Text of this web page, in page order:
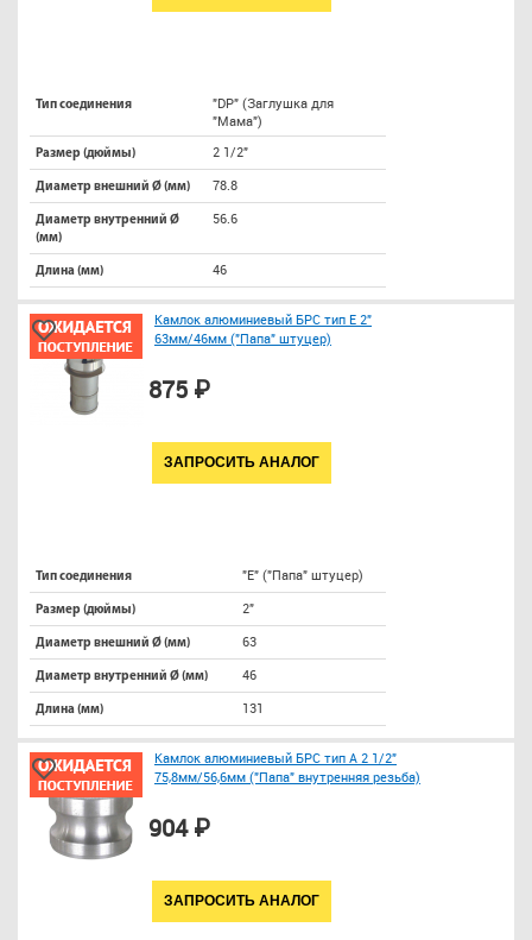
Тип соединения
"DP" (Заглушка для
"Мама")
Размер (дюймы) 2 1/2"
Диаметр внешний Ø (мм) 78.8
Диаметр внутренний Ø
(мм)
56.6
Длина (мм) 46
Камлок алюминиевый БРС тип E 2"
63мм/46мм ("Папа" штуцер)
875 ₽
ЗАПРОСИТЬ АНАЛОГ
Тип соединения "E" ("Папа" штуцер)
Размер (дюймы) 2"
Диаметр внешний Ø (мм) 63
Диаметр внутренний Ø (мм) 46
Длина (мм) 131
Камлок алюминиевый БРС тип A 2 1/2"
75,8мм/56,6мм ("Папа" внутренняя резьба)
904 ₽
ЗАПРОСИТЬ АНАЛОГ